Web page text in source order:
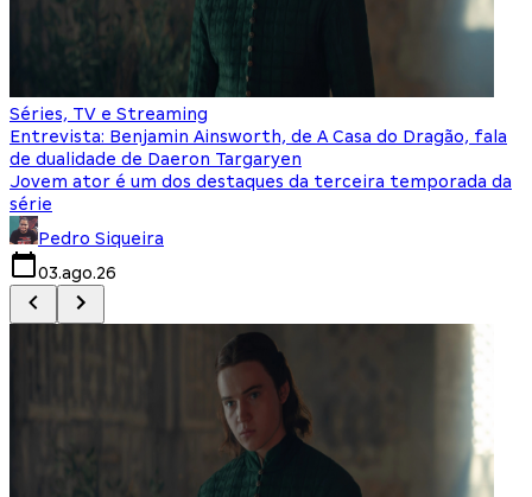
Séries, TV e Streaming
Entrevista: Benjamin Ainsworth, de A Casa do Dragão, fala
de dualidade de Daeron Targaryen
Jovem ator é um dos destaques da terceira temporada da
série
Pedro Siqueira
03.ago.26